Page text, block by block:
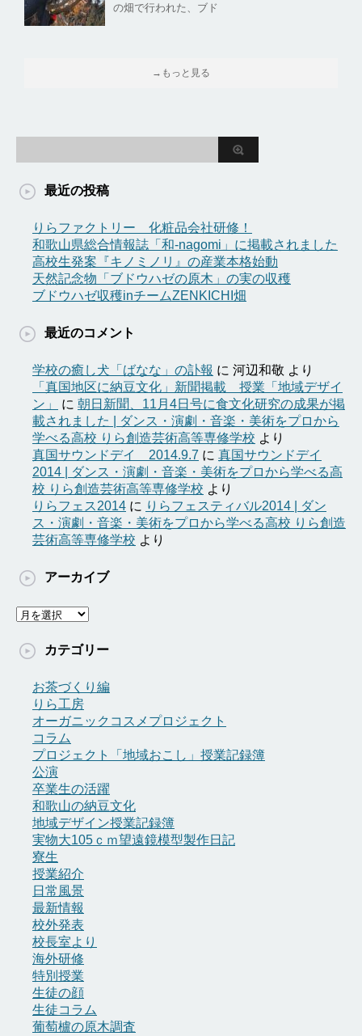
の畑で行われた、ブド
→もっと見る
最近の投稿
りらファクトリー 化粧品会社研修！
和歌山県総合情報誌「和-nagomi」に掲載されました
高校生発案『キノミノリ』の産業本格始動
天然記念物「ブドウハゼの原木」の実の収穫
ブドウハゼ収穫inチームZENKICHI畑
最近のコメント
学校の癒し犬「ばなな」の訃報 に 河辺和敬 より
「真国地区に納豆文化」新聞掲載 授業「地域デザイ
ン」
に 朝日新聞、11月4日号に食文化研究の成果が掲
載されました | ダンス・演劇・音楽・美術をプロから
学べる高校 りら創造芸術高等専修学校 より
真国サウンドデイ 2014.9.7 に 真国サウンドデイ
2014 | ダンス・演劇・音楽・美術をプロから学べる高
校 りら創造芸術高等専修学校 より
りらフェス2014 に りらフェスティバル2014 | ダン
ス・演劇・音楽・美術をプロから学べる高校 りら創造
芸術高等専修学校 より
アーカイブ
ア
カ
カテゴリー
お茶づくり編
りら工房
オーガニックコスメプロジェクト
コラム
プロジェクト「地域おこし」授業記録簿
公演
卒業生の活躍
和歌山の納豆文化
地域デザイン授業記録簿
実物大105ｃｍ望遠鏡模型製作日記
寮生
授業紹介
日常風景
最新情報
校外発表
校長室より
海外研修
特別授業
生徒の顔
生徒コラム
葡萄櫨の原木調査